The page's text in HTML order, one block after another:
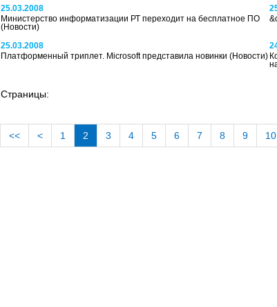
25.03.2008
Министерство информатизации РТ переходит на бесплатное ПО
(Новости)
25.03.2008
Платформенный триплет. Microsoft представила новинки (Новости)
Страницы:
<< < 1 2 3 4 5 6 7 8 9 10